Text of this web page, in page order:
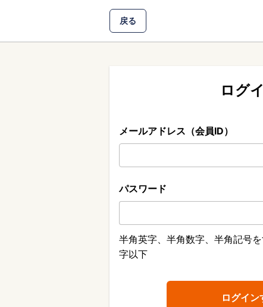
戻る
ログ
メールアドレス（会員ID）
パスワード
半角英字、半角数字、半角記号
字以下